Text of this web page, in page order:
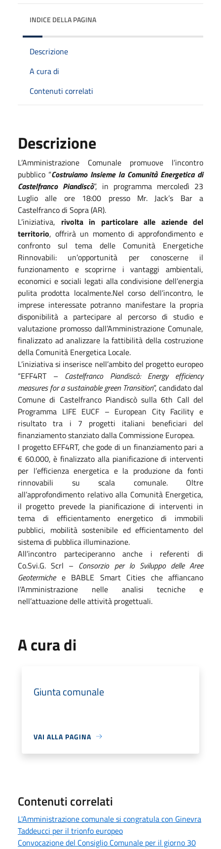
INDICE DELLA PAGINA
Descrizione
A cura di
Contenuti correlati
Descrizione
L’Amministrazione Comunale promuove l’incontro
pubblico “Costruiamo Insieme la Comunità Energetica di
Castelfranco Piandiscò”, in programma mercoledì 23
Luglio alle ore 18:00 presso Mr. Jack’s Bar a
Castelfranco di Sopra (AR).
L’iniziativa, rivolta in particolare alle aziende del
territorio, offrirà un momento di approfondimento e
confronto sul tema delle Comunità Energetiche
Rinnovabili: un’opportunità per conoscerne il
funzionamento e scoprirne i vantaggi ambientali,
economici e sociali legati alla condivisione dell’energia
pulita prodotta localmente.Nel corso dell’incontro, le
imprese interessate potranno manifestare la propria
disponibilità a partecipare al percorso di studio e
valutazione promosso dall’Amministrazione Comunale,
finalizzato ad analizzare la fattibilità della costruzione
della Comunità Energetica Locale.
L’iniziativa si inserisce nell’ambito del progetto europeo
“EFF4RT – Castelfranco Piandiscò: Energy efficiency
measures for a sustainable green Transition”, candidato dal
Comune di Castelfranco Piandiscò sulla 6th Call del
Programma LIFE EUCF – European City Facility e
risultato tra i 7 progetti italiani beneficiari del
finanziamento stanziato dalla Commissione Europea.
l progetto EFF4RT, che gode di un finanziamento pari a
€ 60.000, è finalizzato alla pianificazione di interventi
per l’efficienza energetica e la produzione da fonti
rinnovabili su scala comunale. Oltre
all’approfondimento relativo alla Comunità Energetica,
il progetto prevede la pianificazione di interventi in
tema di efficientamento energetico di immobili
pubblici, mobilità sostenibile ed efficientamento del
sistema di pubblica illuminazione.
All’incontro parteciperanno anche i referenti di
Co.Svi.G. Scrl – Consorzio per lo Sviluppo delle Aree
Geotermichee BABLE Smart Cities che affiancano
l’Amministrazione nelle analisi tecniche e
nell’attuazione delle attività progettuali.
A cura di
Giunta comunale
VAI ALLA PAGINA
Contenuti correlati
L'Amministrazione comunale si congratula con Ginevra
Taddeucci per il trionfo europeo
Convocazione del Consiglio Comunale per il giorno 30